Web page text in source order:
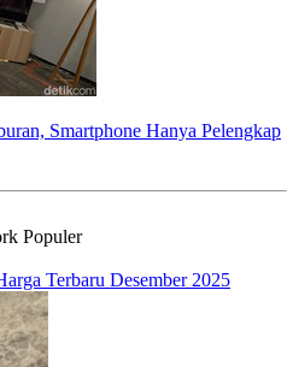
Smartphone Hanya Pelengkap
Populer
Terbaru Desember 2025